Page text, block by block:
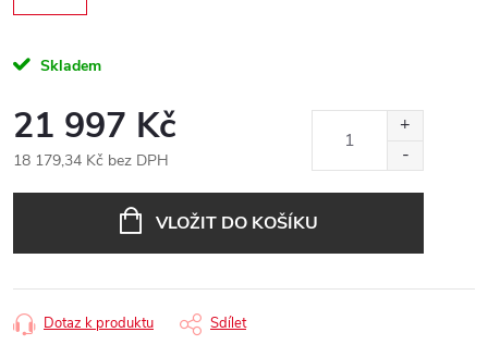
Skladem
21 997 Kč
18 179,34 Kč bez DPH
VLOŽIT DO KOŠÍKU
Dotaz k produktu Sdílet